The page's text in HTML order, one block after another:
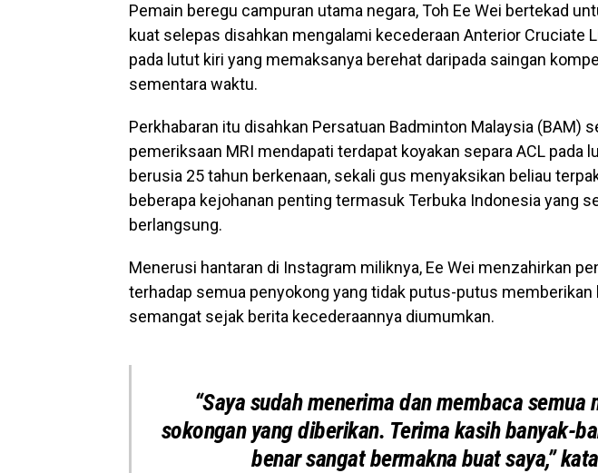
Pemain beregu campuran utama negara,Toh Ee Wei bertekad
kuat selepas disahkan mengalami kecederaan Anterior Cruciate
pada lutut kiri yang memaksanya berehat daripada saingan
sementara waktu.
Perkhabaran itu disahkan Persatuan Badminton Malaysia (BAM)
pemeriksaan MRI mendapati terdapat koyakan separa ACL pada
berusia 25 tahun berkenaan, sekali gus menyaksikan beliau
beberapa kejohanan penting termasuk Terbuka Indonesia yang
berlangsung.
Menerusi hantaran di Instagram miliknya, Ee Wei menzahirkan
terhadap semua penyokong yang tidak putus-putus memberikan
semangat sejak berita kecederaannya diumumkan.
“Saya sudah menerima dan membaca semua
sokongan yang diberikan. Terima kasih banyak-
benar sangat bermakna buat saya,”